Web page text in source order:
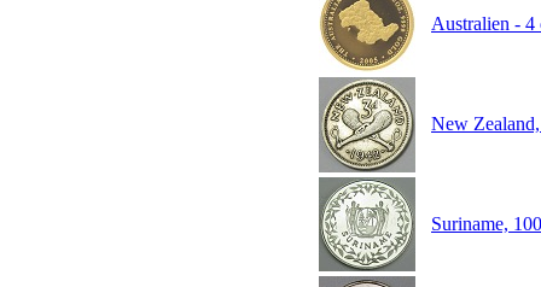
Australien - 4
New
Suriname,